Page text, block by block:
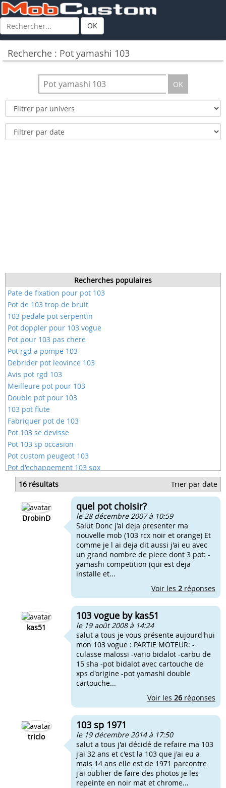
OK
Recherche : Pot yamashi 103
OK
Recherches populaires
Pate de fixation pour pot 103
Pot de 103 trop de bruit
103 pedale pot serpentin
Pot doppler pour 103 vogue
Pot pour 103 pas chere
Pot rgd a pompe 103
Debrider pot leovince 103
Avis pot rgd 103
Meilleure pot pour 103
Double pot pour 103
103 pot flute
Fabriquer pot de 103
Pot 103 se devisse
Pot 103 sp occasion
Pot custom peugeot 103
Pot d'echappement 103 spx
Pot d'échappement cobra 103
Pot flute peugeot 103
Pot gianelli serpentin 103
Pot giannelli 103 sp
16 résultats Trier par date
DrobinD
quel pot choisir?
le 28 décembre 2007 à 10:59
Salut Donc j'ai deja presenter ma
nouvelle mob (103 rcx noir et orange) Et
comme je l ai deja dit aussi j'ai eu avec
un grand nombre de piece dont 3 pot: -
yamashi competition (qui est deja
installe et...
Voir les 2 réponses
kas51
103 vogue by kas51
le 19 août 2008 à 14:24
salut a tous je vous présente aujourd'hui
mon 103 vogue : PARTIE MOTEUR: -
culasse malossi -vario bidalot -carbu de
15 sha -pot bidalot avec cartouche de
xps d'origine -pot yamashi double
cartouche...
Voir les 26 réponses
triclo
103 sp 1971
le 19 décembre 2014 à 17:50
salut a tous j'ai décidé de refaire ma 103
j'ai 32 ans et c'est la 103 que j'ai eu a
mais 14 ans elle est de 1971 parcontre
j'ai oublier de faire des photos je les
repeinte en noir mat et chrome...